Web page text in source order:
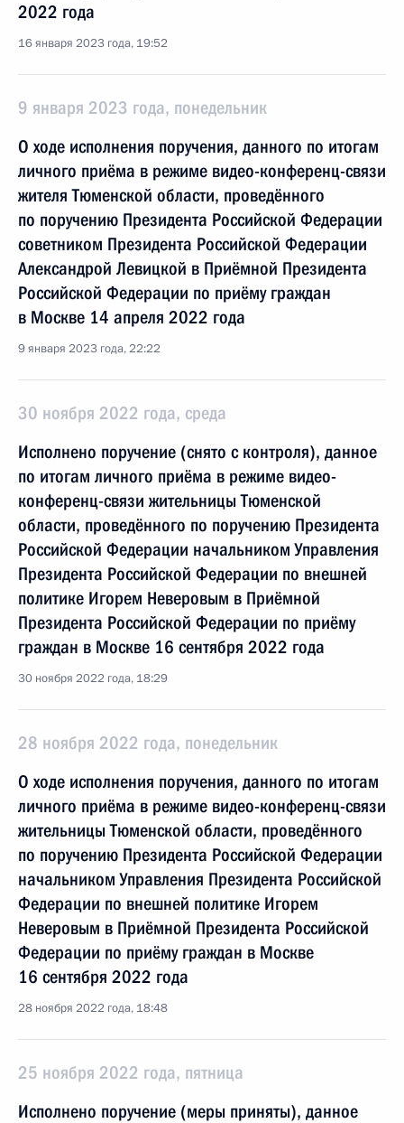
2022 года
16 января 2023 года, 19:52
9 января 2023 года, понедельник
О ходе исполнения поручения, данного по итогам
личного приёма в режиме видео-конференц-связи
жителя Тюменской области, проведённого
по поручению Президента Российской Федерации
советником Президента Российской Федерации
Александрой Левицкой в Приёмной Президента
Российской Федерации по приёму граждан
в Москве 14 апреля 2022 года
9 января 2023 года, 22:22
30 ноября 2022 года, среда
Исполнено поручение (снято с контроля), данное
по итогам личного приёма в режиме видео-
конференц-связи жительницы Тюменской
области, проведённого по поручению Президента
Российской Федерации начальником Управления
Президента Российской Федерации по внешней
политике Игорем Неверовым в Приёмной
Президента Российской Федерации по приёму
граждан в Москве 16 сентября 2022 года
30 ноября 2022 года, 18:29
28 ноября 2022 года, понедельник
О ходе исполнения поручения, данного по итогам
личного приёма в режиме видео-конференц-связи
жительницы Тюменской области, проведённого
по поручению Президента Российской Федерации
начальником Управления Президента Российской
Федерации по внешней политике Игорем
Неверовым в Приёмной Президента Российской
Федерации по приёму граждан в Москве
16 сентября 2022 года
28 ноября 2022 года, 18:48
25 ноября 2022 года, пятница
Исполнено поручение (меры приняты), данное